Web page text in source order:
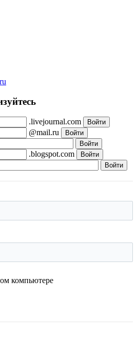
.livejournal.com
@mail.ru
.blogspot.com
компьютере